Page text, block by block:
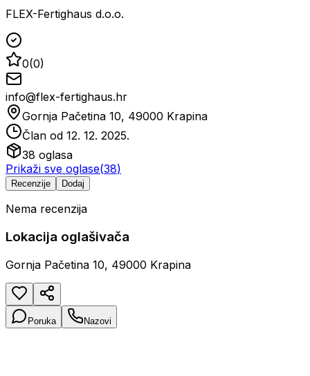
FLEX-Fertighaus d.o.o.
0(0)
info@flex-fertighaus.hr
Gornja Pačetina 10, 49000 Krapina
Član od 12. 12. 2025.
38 oglasa
Prikaži sve oglase(38)
Recenzije Dodaj
Nema recenzija
Lokacija oglašivača
Gornja Pačetina 10, 49000 Krapina
Poruka Nazovi